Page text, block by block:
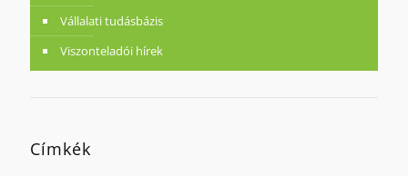
Vállalati tudásbázis
Viszonteladói hírek
Címkék